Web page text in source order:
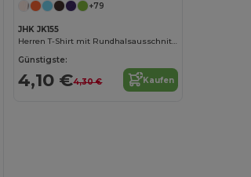
+79
JHK JK155
Herren T-Shirt mit Rundhalsausschnitt 155
Günstigste:
4,10 €4,30 € Kaufen